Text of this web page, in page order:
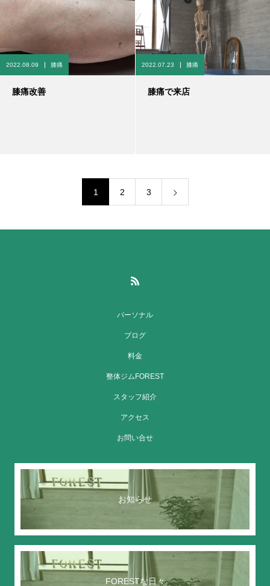
2022.08.09 膝痛
膝痛改善
2022.07.23 膝痛
膝痛で来店
1 2 3
パーソナル
ブログ
料金
整体ジムFOREST
スタッフ紹介
アクセス
お問い合せ
お知らせ
FORESTな日々